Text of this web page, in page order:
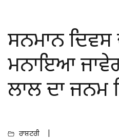
ਸਨਮਾਨ
ਮਨਾਇਆ
ਲਾਲ ਦਾ ਜਨਮ
ਰਾਸ਼ਟਰੀ